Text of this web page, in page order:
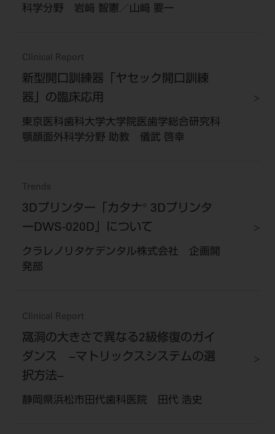
科学分野 岩﨑 智憲／山﨑 要一
Clinical Report
新型開口訓練器「ヤセック開口訓練
器」の臨床応用
東京医科歯科大学大学院医歯学総合研究科
顎顔面外科学分野 助教 儀武 啓幸
Trends
3Dプリンター「カタナ® 3Dプリンタ
ーDWS-020D」について
クラレノリタケデンタル株式会社 企画開
発部
Clinical Report
窩洞の大きさで異なる2級修復のガイ
ダンス −マトリックスシステムの選
択方法−
静岡県浜松市田代歯科医院 田代 浩史